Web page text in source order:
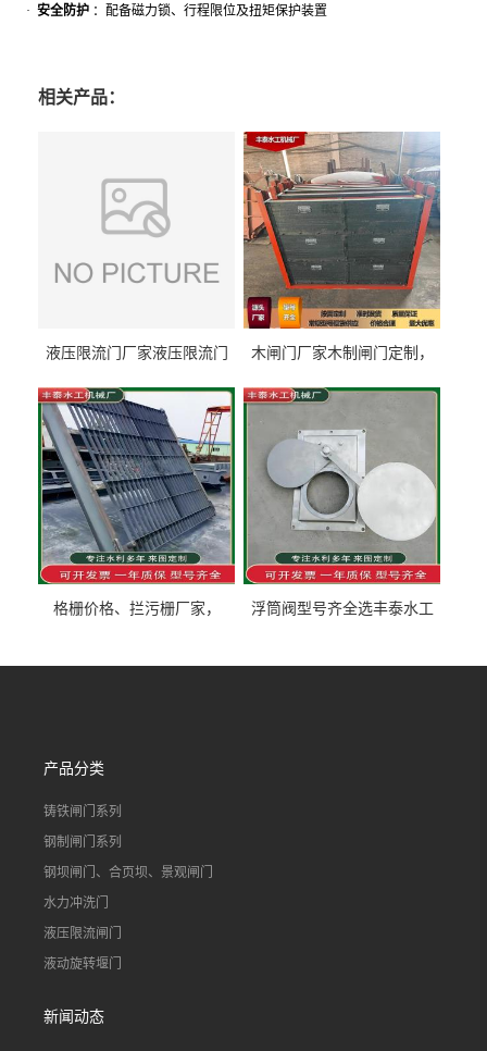
· 安全防护 ：配备磁力锁、行程限位及扭矩保护装置
相关产品：
液压限流门厂家液压限流门
泰制造
木闸门厂家木制闸门定制，
型号齐全
格栅价格、拦污栅厂家，
浮筒阀型号齐全选丰泰水工
道水库电站污水处理钢制闸
产品分类
铸铁闸门系列
钢制闸门系列
钢坝闸门、合页坝、景观闸门
水力冲洗门
液压限流闸门
液动旋转堰门
新闻动态